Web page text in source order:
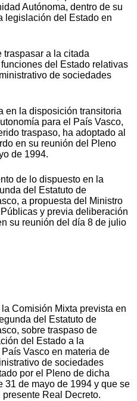
Autónoma, dentro de su
legislación del Estado en
traspasar a la citada
del Estado relativas
de sociedades
en la disposición transitoria
para el País Vasco,
traspaso, ha adoptado al
en su reunión del Pleno
de 1994.
de lo dispuesto en la
del Estatuto de
a propuesta del Ministro
y previa deliberación
su reunión del día 8 de julio
Comisión Mixta prevista en
del Estatuto de
sobre traspaso de
del Estado a la
Vasco en materia de
de sociedades
por el Pleno de dicha
31 de mayo de 1994 y que se
Real Decreto.